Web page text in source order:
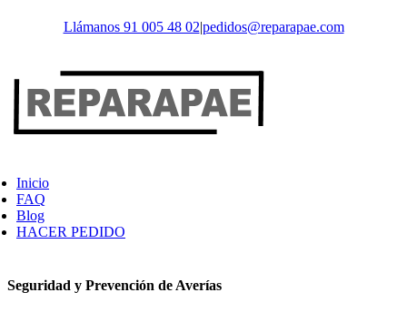
Llámanos 91 005 48 02|pedidos@reparapae.com
Inicio
FAQ
Blog
HACER PEDIDO
Seguridad y Prevención de Averías